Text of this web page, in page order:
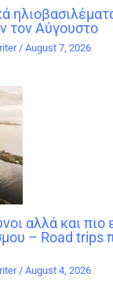
τον Αύγουστο
/August 7, 2026
αλλά και
– Road trips
/August 4, 2026